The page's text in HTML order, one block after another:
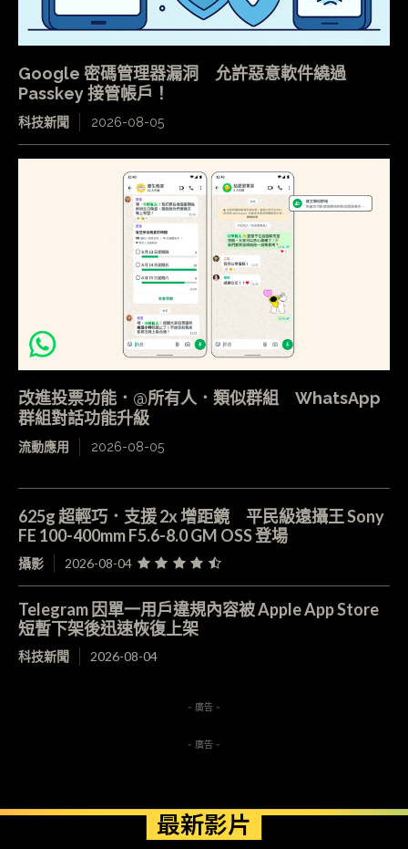
Google 密碼管理器漏洞 允許惡意軟件繞過
Passkey 接管帳戶！
科技新聞 2026-08-05
改進投票功能．@所有人．類似群組 WhatsApp
群組對話功能升級
流動應用 2026-08-05
625g 超輕巧．支援 2x 增距鏡 平民級遠攝王 Sony
FE 100-400mm F5.6-8.0 GM OSS 登場
攝影 2026-08-04
Telegram 因單一用戶違規內容被 Apple App Store
短暫下架後迅速恢復上架
科技新聞 2026-08-04
- 廣告 -
- 廣告 -
最新影片